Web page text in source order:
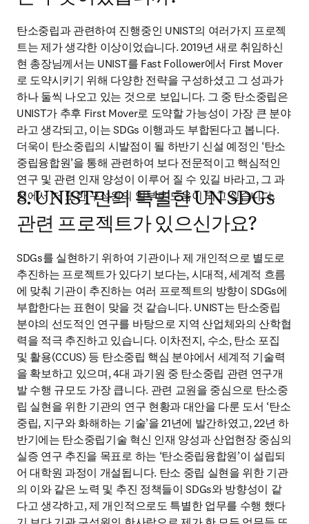
탄소중립과 관련하여 진행중인 UNIST의 여러가지 프로젝
트는 제가 생각한 이상이었습니다. 2019년 새로 취임하신
현 총장님께서는 UNIST를 Fast Follower에서 First Mover
로 도약시키기 위해 다양한 전략을 구성하셨고 그 성과가
하나 둘씩 나오고 있는 것으로 보입니다. 그 중 탄소중립은
UNIST가 추후 First Mover로 도약할 가능성이 가장 큰 분야
라고 생각되고, 이는 SDGs 이행과도 부합된다고 봅니다.
더욱이 탄소중립의 시발점이 될 하반기 신설 예정인 ‘탄소
중립융합원’을 통해 관련하여 보다 전문적이고 핵심적인
연구 및 관련 인재 양성이 이루어 질 수 있길 바라고, 그 과
정에서 저 또한 구성원의 일부로 도움이 되고 싶습니다.
8. UNIST만의 특별한 UN SDGs
관련 프로젝트가 있으신가요?
SDGs를 실현하기 위하여 기관이나 제 개인적으로 별도로
추진하는 프로젝트가 있다기 보다는, 시대적, 세계적 흐름
에 맞춰 기관이 추진하는 여러 프로젝트의 방향이 SDGs에
부합한다는 표현이 맞을 것 같습니다. UNIST는 탄소중립
분야의 선도적인 연구를 바탕으로 지역 산업체와의 산학협
력을 적극 추진하고 있습니다. 이차전지, 수소, 탄소 포집
및 활용(CCUS) 등 탄소중립 핵심 분야에서 세계적 기술력
을 확보하고 있으며, 4대 과기원 중 탄소중립 관련 연구개
발 수행 규모도 가장 큽니다. 관련 교원을 중심으로 탄소중
립 실현을 위한 기관의 연구 현황과 대안을 다룬 도서 ‘탄소
중립, 지구와 화해하는 기술’을 21년에 발간하였고, 22년 하
반기에는 탄소중립기술 혁신 인재 양성과 산업현장 중심의
실증 연구 추진을 목표로 하는 ‘탄소중립융합원’이 설립되
어 대학원 과정이 개설됩니다. 탄소 중립 실현을 위한 기관
의 이와 같은 노력 및 추진 정책들이 SDGs와 방향성이 같
다고 생각하고, 제 개인적으로도 특별한 업무를 수행 했다